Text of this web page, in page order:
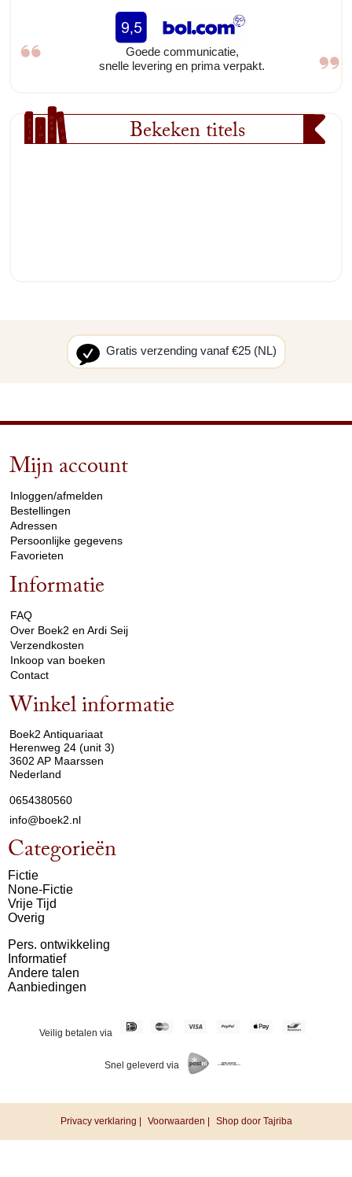
Goede communicatie,
snelle levering en prima verpakt.
Bekeken titels
Gratis verzending vanaf €25 (NL)
Mijn account
Inloggen/afmelden
Bestellingen
Adressen
Persoonlijke gegevens
Favorieten
Informatie
FAQ
Over Boek2 en Ardi Seij
Verzendkosten
Inkoop van boeken
Contact
Winkel informatie
Boek2 Antiquariaat
Herenweg 24 (unit 3)
3602 AP Maarssen
Nederland
0654380560
info@boek2.nl
Categorieën
Fictie
None-Fictie
Vrije Tijd
Overig
Pers. ontwikkeling
Informatief
Andere talen
Aanbiedingen
Veilig betalen via
Snel geleverd via
Privacy verklaring | Voorwaarden | Shop door Tajriba